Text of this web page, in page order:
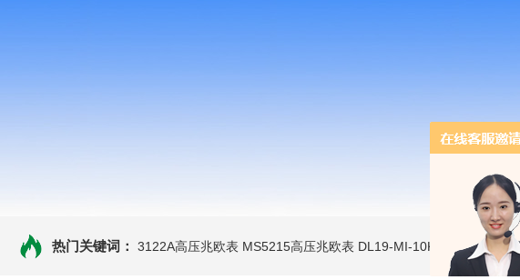
热门关键词： 3122A高压兆欧表 MS5215高压兆欧表 DL19-MI-10KVe 高压兆欧表